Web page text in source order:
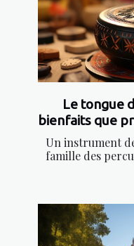
Le tongue
bienfaits que
Un instrument
famille des